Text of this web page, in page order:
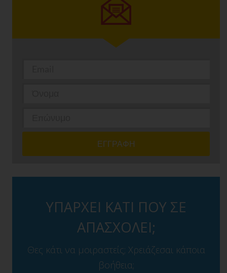
ΥΠΑΡΧΕΙ ΚΑΤΙ ΠΟΥ ΣΕ
ΑΠΑΣΧΟΛΕΙ;
Θες κάτι να μοιραστείς; Χρειάζεσαι κάποια
βοήθεια;